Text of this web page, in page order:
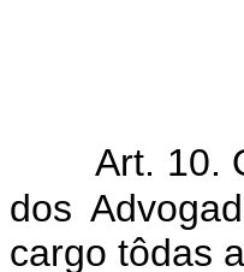
Art. 10.
dos
cargo tôdas